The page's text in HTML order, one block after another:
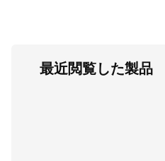
最近閲覧した製品